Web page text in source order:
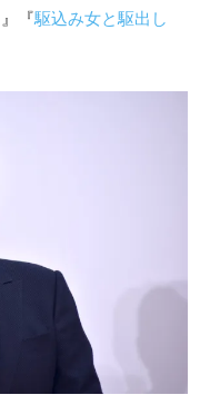
』『駆込み女と駆出し